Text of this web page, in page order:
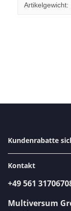
Artikelgewicht:
Kundenrabatte
Kontakt
+49 561
Multiversum